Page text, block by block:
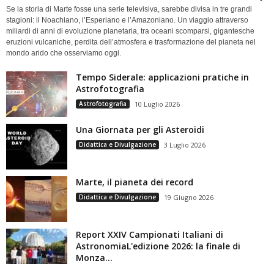
Se la storia di Marte fosse una serie televisiva, sarebbe divisa in tre grandi
stagioni: il Noachiano, l’Esperiano e l’Amazoniano. Un viaggio attraverso
miliardi di anni di evoluzione planetaria, tra oceani scomparsi, gigantesche
eruzioni vulcaniche, perdita dell’atmosfera e trasformazione del pianeta nel
mondo arido che osserviamo oggi.
Tempo Siderale: applicazioni pratiche in
Astrofotografia
Astrofotografia 10 Luglio 2026
Una Giornata per gli Asteroidi
Didattica e Divulgazione 3 Luglio 2026
Marte, il pianeta dei record
Didattica e Divulgazione 19 Giugno 2026
Report XXIV Campionati Italiani di
AstronomiaL'edizione 2026: la finale di
Monza...